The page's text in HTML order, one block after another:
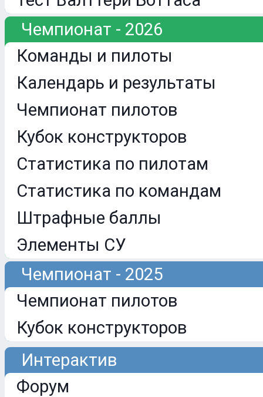
Чемпионат - 2026
Команды и пилоты
Календарь и результаты
Чемпионат пилотов
Кубок конструкторов
Статистика по пилотам
Статистика по командам
Штрафные баллы
Элементы СУ
Чемпионат - 2025
Чемпионат пилотов
Кубок конструкторов
Интерактив
Форум